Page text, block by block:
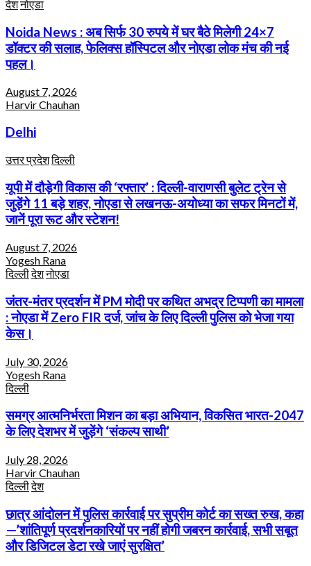
देशनोएडा
Noida News : अब सिर्फ 30 रुपये में घर बैठे मिलेगी 24×7
डॉक्टर की सलाह, फेलिक्स हॉस्पिटल और नोएडा लोक मंच की नई
पहल।
August 7, 2026
Harvir Chauhan
Delhi
उत्तर प्रदेशदिल्ली
यूपी में दौड़ेगी विकास की ‘रफ्तार’ : दिल्ली-वाराणसी बुलेट ट्रेन से
जुड़ेंगे 11 बड़े शहर, नोएडा से लखनऊ-अयोध्या का सफर मिनटों में,
जानें पूरा रूट और स्टेशन!
August 7, 2026
Yogesh Rana
दिल्लीदेशनोएडा
जंतर-मंतर प्रदर्शन में PM मोदी पर कथित अभद्र टिप्पणी का मामला
: नोएडा में Zero FIR दर्ज, जांच के लिए दिल्ली पुलिस को भेजा गया
केस।
July 30, 2026
Yogesh Rana
दिल्ली
समग्र आत्मनिर्भरता मिशन का बड़ा अभियान, विकसित भारत-2047
के लिए देशभर में जुड़ेंगे ‘संकल्प साथी’
July 28, 2026
Harvir Chauhan
दिल्लीदेश
छात्र आंदोलन में पुलिस कार्रवाई पर सुप्रीम कोर्ट का सख्त रुख, कहा
—’शांतिपूर्ण प्रदर्शनकारियों पर नहीं होगी जबरन कार्रवाई, सभी सबूत
और डिजिटल डेटा रखे जाएं सुरक्षित’